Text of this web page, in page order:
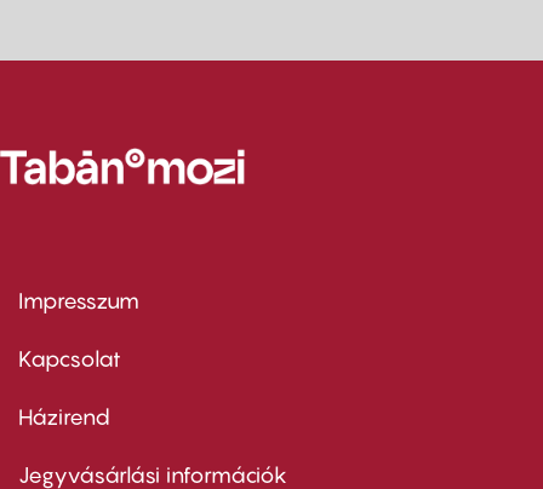
Footer
first
Impresszum
Kapcsolat
Footer
second
Házirend
Jegyvásárlási információk